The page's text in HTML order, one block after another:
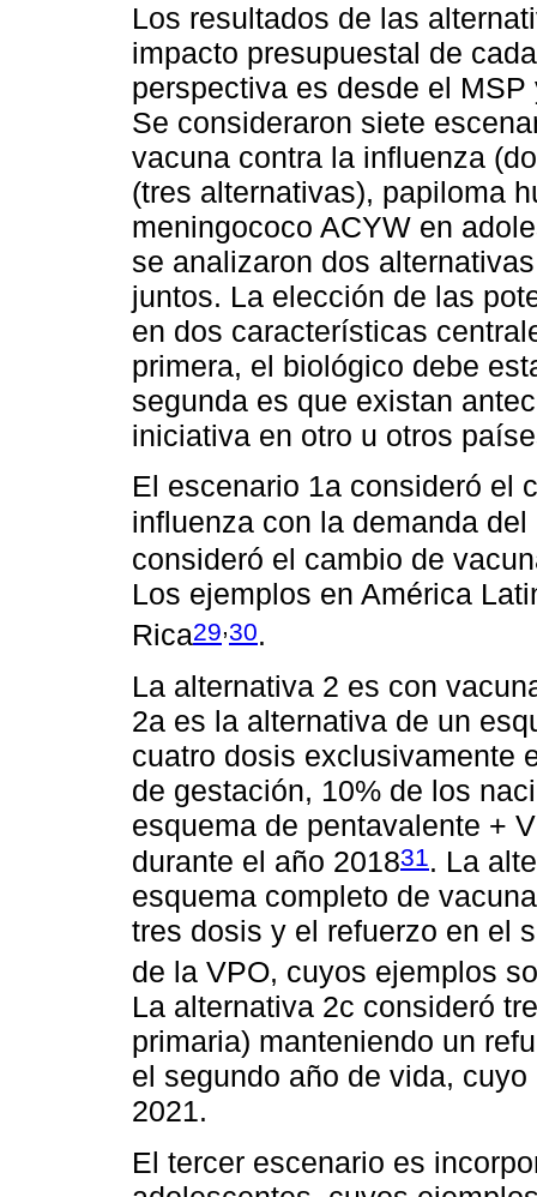
Los resultados de las
impacto presupuestal de
perspectiva es desde el
Se consideraron siete
vacuna contra la influenza
(tres alternativas), papiloma
meningococo ACYW en
se analizaron dos
juntos. La elección de las
en dos características
primera, el biológico debe
segunda es que existan
iniciativa en otro u otros
El escenario 1a consideró el
influenza con la demanda del
consideró el cambio de
Los ejemplos en América
Rica29,30.
La alternativa 2 es con
2a es la alternativa de un
cuatro dosis exclusivamente
de gestación, 10% de los
esquema de pentavalente +
durante el año 201831. La
esquema completo de
tres dosis y el refuerzo en el
de la VPO, cuyos ejemplos
La alternativa 2c consideró
primaria) manteniendo un
el segundo año de vida,
2021.
El tercer escenario es